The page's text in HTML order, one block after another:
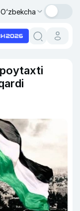
O‘zbekcha